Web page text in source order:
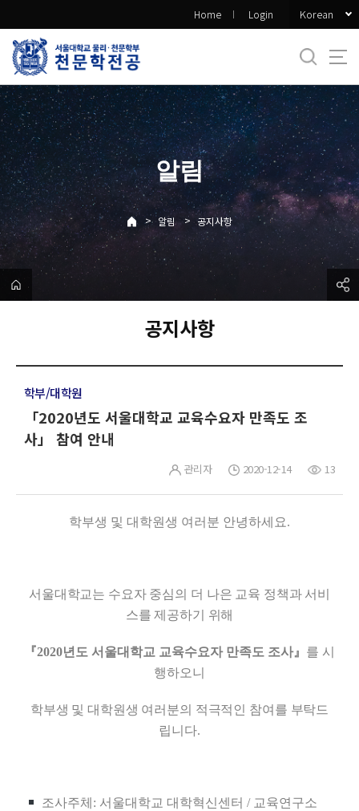
로
메
뉴
Home Login Korean
알림
> 알림 > 공지사항
공지사항
학부/대학원
「2020년도 서울대학교 교육수요자 만족도 조
사」 참여 안내
관리자 2020-12-14 13
학부생 및 대학원생 여러분 안녕하세요.
서울대학교는 수요자 중심의 더 나은 교육 정책과 서비
스를 제공하기 위해
『2020년도 서울대학교 교육수요자 만족도 조사』 를 시
행하오니
학부생 및 대학원생 여러분의 적극적인 참여를 부탁드
립니다.
조사주체 : 서울대학교 대학혁신센터/ 교육연구소